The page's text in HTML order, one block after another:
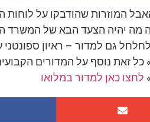
המוזרות שהודבקו על לוחות
מה יהיה הצעד הבא של המשרד
גם למדור – ראיון
» כל זאת נוסף על המדורים
לחצו כאן למדור במלואו